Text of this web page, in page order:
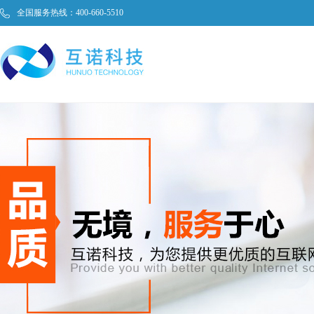
全国服务热线：400-660-5510